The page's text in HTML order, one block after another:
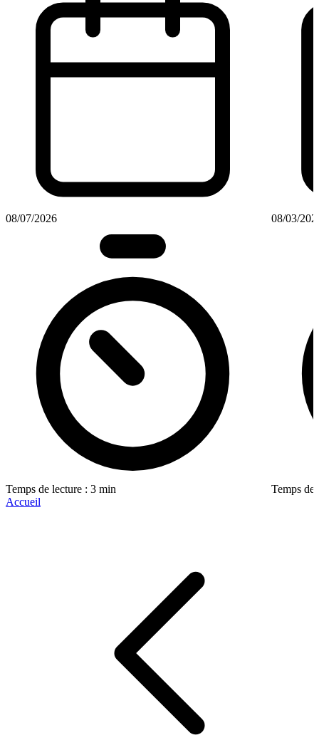
08/07/2026
Temps de lecture : 3 min
08/03/
Temps de
Accueil